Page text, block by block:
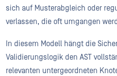
sich auf Musterabgleich oder
verlassen, die oft umgangen
In diesem Modell hängt die
Validierungslogik den AST
relevanten untergeordneten